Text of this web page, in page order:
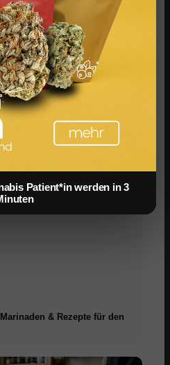
Tee, Golden Milk &
& Rezepte für den
Patient*in werden in 3